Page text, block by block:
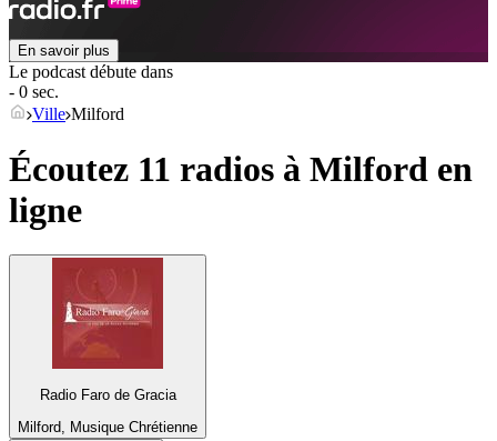
En savoir plus
Le podcast débute dans
- 0 sec.
Ville Milford
Écoutez 11 radios à Milford en
ligne
Radio Faro de Gracia
Milford, Musique Chrétienne